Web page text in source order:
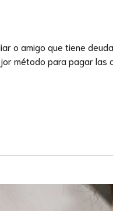
o amigo que tiene
método para pagar